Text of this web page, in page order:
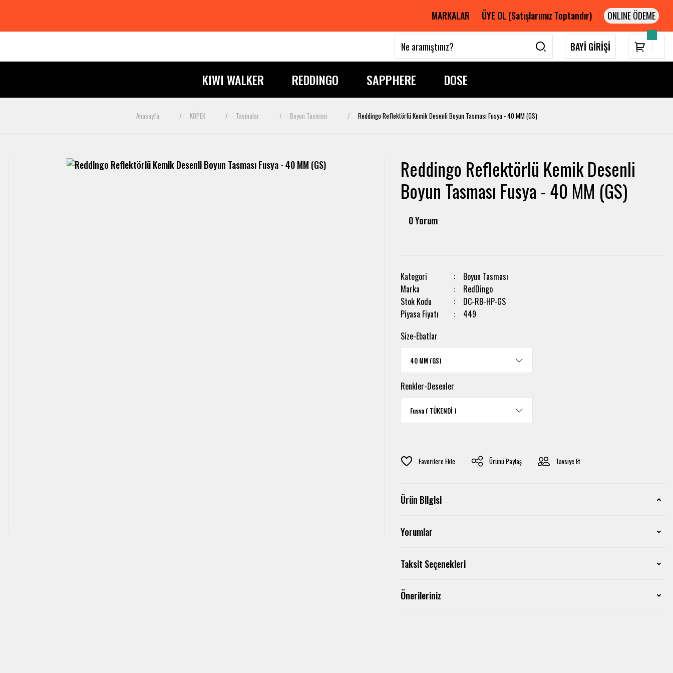
MARKALAR ÜYE OL (Satışlarımız Toptandır)
BAYİ GİRİŞİ
KIWI WALKER REDDINGO SAPPHERE DOSE
Anasayfa KÖPEK Tasmalar Boyun Tasması Reddingo Reflektörlü Kemik Desenli Boyun Tasması Fusya - 40 MM (GS)
Reddingo Reflektörlü Kemik Desenli
Boyun Tasması Fusya - 40 MM (GS)
0 Yorum
Kategori
Boyun Tasması
Marka
RedDingo
Stok Kodu
DC-RB-HP-GS
Piyasa Fiyatı
449
Size-Ebatlar
Renkler-Desenler
Ürünü Paylaş Tavsiye Et
Ürün Bilgisi
Yorumlar
Taksit Seçenekleri
Önerileriniz